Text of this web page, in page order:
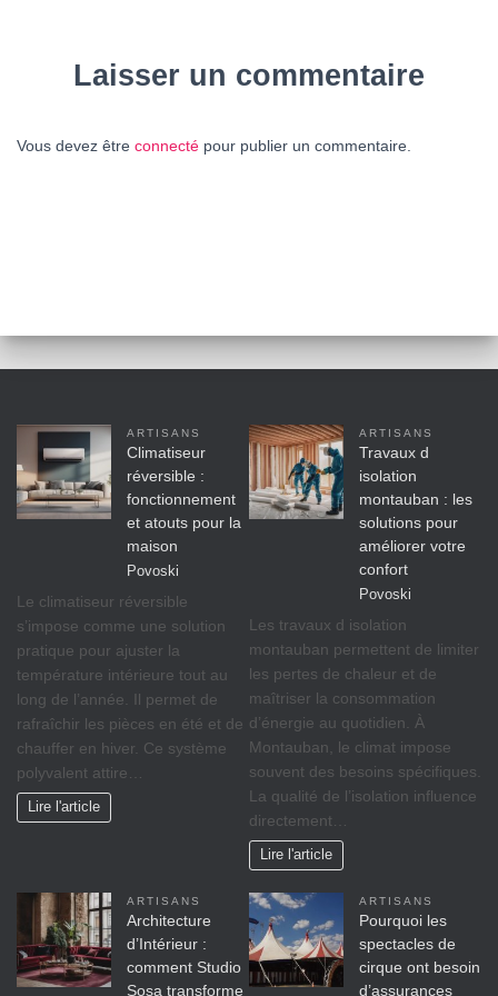
Laisser un commentaire
Vous devez être connecté pour publier un commentaire.
ARTISANS
Climatiseur
réversible :
fonctionnement
et atouts pour la
maison
Povoski
Le climatiseur réversible
s’impose comme une solution
pratique pour ajuster la
température intérieure tout au
long de l’année. Il permet de
rafraîchir les pièces en été et de
chauffer en hiver. Ce système
polyvalent attire…
Lire l'article
ARTISANS
Travaux d
isolation
montauban : les
solutions pour
améliorer votre
confort
Povoski
Les travaux d isolation
montauban permettent de limiter
les pertes de chaleur et de
maîtriser la consommation
d’énergie au quotidien. À
Montauban, le climat impose
souvent des besoins spécifiques.
La qualité de l’isolation influence
directement…
Lire l'article
ARTISANS
Architecture
d’Intérieur :
comment Studio
Sosa transforme
ARTISANS
Pourquoi les
spectacles de
cirque ont besoin
d’assurances